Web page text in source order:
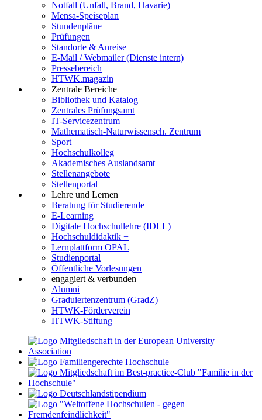
Notfall (Unfall, Brand, Havarie)
Mensa-Speiseplan
Stundenpläne
Prüfungen
Standorte & Anreise
E-Mail / Webmailer (Dienste intern)
Pressebereich
HTWK.magazin
Zentrale Bereiche
Bibliothek und Katalog
Zentrales Prüfungsamt
IT-Servicezentrum
Mathematisch-Naturwissensch. Zentrum
Sport
Hochschulkolleg
Akademisches Auslandsamt
Stellenangebote
Stellenportal
Lehre und Lernen
Beratung für Studierende
E-Learning
Digitale Hochschullehre (IDLL)
Hochschuldidaktik +
Lernplattform OPAL
Studienportal
Öffentliche Vorlesungen
engagiert & verbunden
Alumni
Graduiertenzentrum (GradZ)
HTWK-Förderverein
HTWK-Stiftung